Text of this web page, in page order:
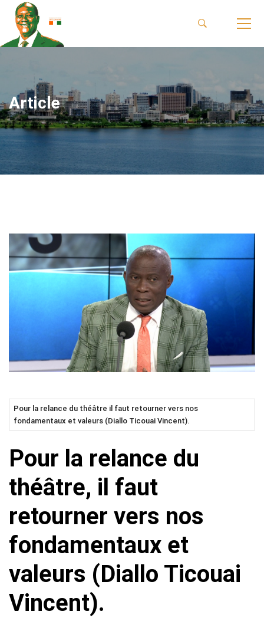
Article
Pour la relance du théâtre il faut retourner vers nos
fondamentaux et valeurs (Diallo Ticouai Vincent).
Pour la relance du
théâtre, il faut
retourner vers nos
fondamentaux et
valeurs (Diallo Ticouai
Vincent).